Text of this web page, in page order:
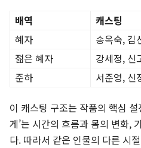
배역
캐스팅
혜자
송옥숙, 김
젊은 혜자
강세정, 신
준하
서준영, 신
이 캐스팅 구조는 작품의 핵심
게’는 시간의 흐름과 몸의 변화,
다. 따라서 같은 인물의 다른 시